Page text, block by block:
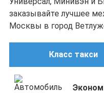
заказывайте лучшее
Москвы в город
Класс такси
Эконом